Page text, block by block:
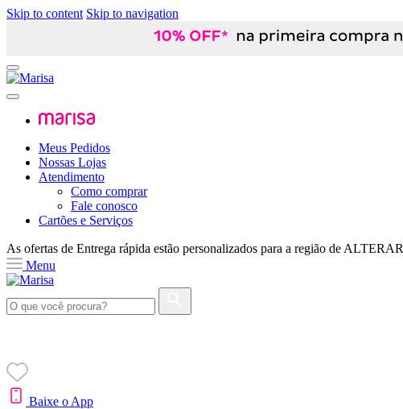
Skip to content Skip to navigation
Meus Pedidos
Nossas Lojas
Atendimento
Como comprar
Fale conosco
Cartões e Serviços
As ofertas de Entrega rápida estão personalizados para a região de ALTERAR
Menu
Baixe o App